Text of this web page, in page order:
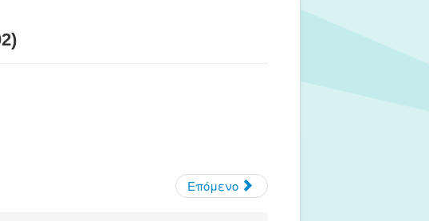
Επόμενο